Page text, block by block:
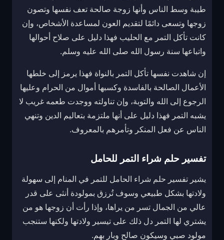
طيبة وسط الناس وأنها زوجة صالحة تعف نفسها وتصون
زوجها وتسعى دائمًا لتقديم العون لمساعدة الأشخاص، وإن
كانت تأكل التمر مع الحليب فهذا دليل على صلاح أحوالها
واتباعها سنة رسول الله صلى الله عليه وسلم.
إن شاهدت نفسها تأكل التمر بالنواة فهذا يرمز إلى خلطها
الأعمال الصالحة بالفاسدة وكسبها أموال من الحرام وعليها
الرجوع إلى الله والتوبة، وإن تناولته ووجدت طعمه غريب لا
يشبه التمر فهذا دليل على أنها ملتزمة بتعاليم الدين وتنهي
الناس عن فعل المنكر وتأمرهم بالمعروف.
تفسير حلم شراء التمر للحامل
يشير تفسير حلم شراء الحامل للتمر في المنام إلى سهولة
ولادتها بشكل طبيعي وسوف تُرزق بمولودة أنثى على قدر
عالي من الجمال تسر من يراها، وإذا رأت أن زوجها هو من
يشتري لها التمر دل ذلك على تيسير ولادتها ولكنها ستنجب
مولود صبي وسيكون صالح وبار بهم.